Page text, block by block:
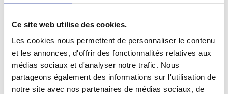
Ce site web utilise des cookies.
Les cookies nous permettent de personnaliser le contenu
et les annonces, d'offrir des fonctionnalités relatives aux
médias sociaux et d'analyser notre trafic. Nous
partageons également des informations sur l'utilisation de
notre site avec nos partenaires de médias sociaux, de
Carony Classic 24"